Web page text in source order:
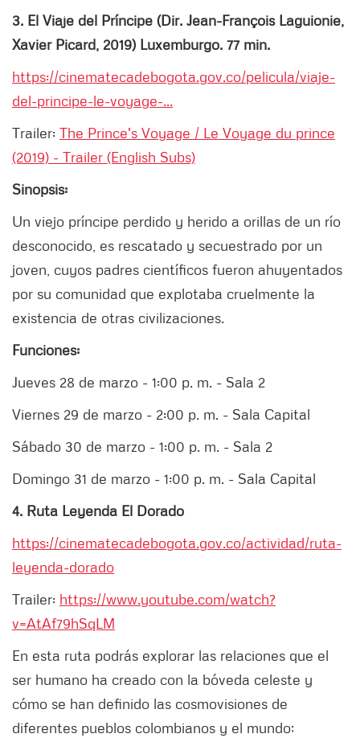
3. El Viaje del Príncipe (Dir. Jean-François Laguionie,
Xavier Picard, 2019) Luxemburgo. 77 min.
https://cinematecadebogota.gov.co/pelicula/viaje-
del-principe-le-voyage-...
Trailer: The Prince's Voyage / Le Voyage du prince
(2019) - Trailer (English Subs)
Sinopsis:
Un viejo príncipe perdido y herido a orillas de un río
desconocido, es rescatado y secuestrado por un
joven, cuyos padres científicos fueron ahuyentados
por su comunidad que explotaba cruelmente la
existencia de otras civilizaciones.
Funciones:
Jueves 28 de marzo - 1:00 p. m. - Sala 2
Viernes 29 de marzo - 2:00 p. m. - Sala Capital
Sábado 30 de marzo - 1:00 p. m. - Sala 2
Domingo 31 de marzo - 1:00 p. m. - Sala Capital
4. Ruta Leyenda El Dorado
https://cinematecadebogota.gov.co/actividad/ruta-
leyenda-dorado
Trailer: https://www.youtube.com/watch?
v=AtAf79hSqLM
En esta ruta podrás explorar las relaciones que el
ser humano ha creado con la bóveda celeste y
cómo se han definido las cosmovisiones de
diferentes pueblos colombianos y el mundo;